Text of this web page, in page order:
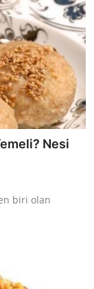
Nesi
biri olan